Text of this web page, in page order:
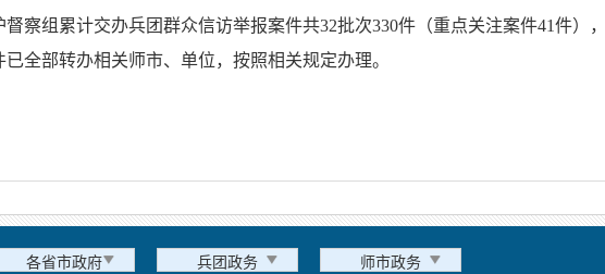
察组累计交办兵团群众信访举报案件共32批次330件（重点关注案件41件），
全部转办相关师市、单位，按照相关规定办理。
各省市政府 兵团政务 师市政务